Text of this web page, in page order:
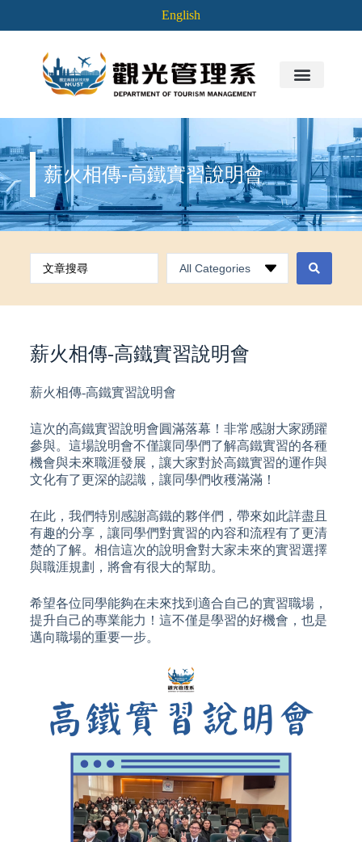
English
薪火相傳-高鐵實習說明會
薪火相傳-高鐵實習說明會
薪火相傳-高鐵實習說明會
這次的高鐵實習說明會圓滿落幕！非常感謝大家踴躍
參與。這場說明會不僅讓同學們了解高鐵實習的各種
機會與未來職涯發展，讓大家對於高鐵實習的運作與
文化有了更深的認識，讓同學們收穫滿滿！
在此，我們特別感謝高鐵的夥伴們，帶來如此詳盡且
有趣的分享，讓同學們對實習的內容和流程有了更清
楚的了解。相信這次的說明會對大家未來的實習選擇
與職涯規劃，將會有很大的幫助。
希望各位同學能夠在未來找到適合自己的實習職場，
提升自己的專業能力！這不僅是學習的好機會，也是
邁向職場的重要一步。